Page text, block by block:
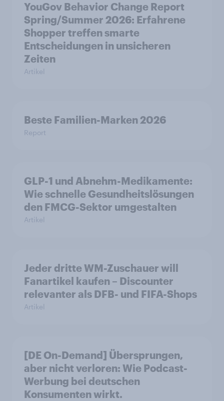
YouGov Behavior Change Report
Spring/Summer 2026: Erfahrene
Shopper treffen smarte
Entscheidungen in unsicheren
Zeiten
Artikel
Beste Familien-Marken 2026
Report
GLP-1 und Abnehm-Medikamente:
Wie schnelle Gesundheitslösungen
den FMCG-Sektor umgestalten
Artikel
Jeder dritte WM-Zuschauer will
Fanartikel kaufen – Discounter
relevanter als DFB- und FIFA-Shops
Artikel
[DE On-Demand] Übersprungen,
aber nicht verloren: Wie Podcast-
Werbung bei deutschen
Konsumenten wirkt.